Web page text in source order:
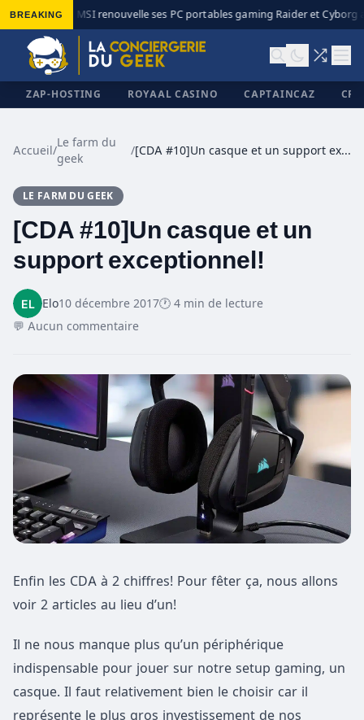
BREAKING
◆ MSI renouvelle ses PC portables gaming Raider et Cyborg
ZAP-HOSTING ROYAAL CASINO CAPTAINCAZ
Accueil/
Le farm du
geek
/ [CDA #10]Un casque et un support exceptionnel!
LE FARM DU GEEK
[CDA #10]Un casque et un
support exceptionnel!
Elo10 décembre 2017🕐 4 min de lecture
💬 Aucun commentaire
Enfin les CDA à 2 chiffres! Pour fêter ça, nous allons
voir 2 articles au lieu d’un!
Il ne nous manque plus qu’un périphérique
indispensable pour jouer sur notre setup gaming, un
casque. Il faut relativement bien le choisir car il
représente le plus gros investissement de nos